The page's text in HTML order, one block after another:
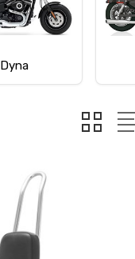
Dyna